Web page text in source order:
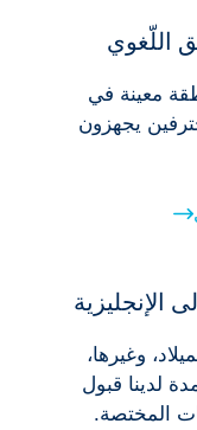
اللّغوي
معينة في
يجهزون
الإنجليزية
وغيرها،
لدينا قبول
المختصة.